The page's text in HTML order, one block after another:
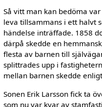
Så vitt man kan bedöma
leva tillsammans i ett halvt
händelse inträffade. 1858
därpå skedde en
flesta av barnen till
splittrades upp i
mellan bar­nen skedde
Sonen Erik Larsson fick ta
som nu var kvar av